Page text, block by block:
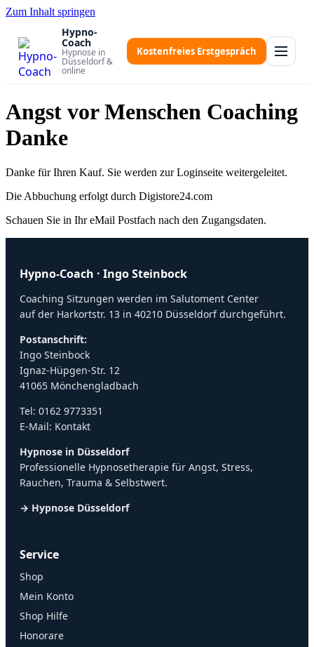
Zum Inhalt springen
Hypno-
Coach
Hypnose in
Düsseldorf &
online
Kostenfreies Erstgespräch
Angst vor Menschen Coaching
Danke
Danke für Ihren Kauf. Sie werden zur Loginseite weitergeleitet.
Die Abbuchung erfolgt durch Digistore24.com
Schauen Sie in Ihr eMail Postfach nach den Zugangsdaten.
Hypno-Coach · Ingo Steinbock
Coaching Sitzungen werden im Salutoment Center
auf der Harkortstr. 13 in 40210 Düsseldorf durchgeführt.
Postanschrift:
Ingo Steinbock
Ignaz-Hüpgen-Str. 12
41065 Mönchengladbach
Tel: 0162 9773351
E-Mail: Kontakt
Hypnose in Düsseldorf
Professionelle Hypnosetherapie für Angst, Stress,
Rauchen, Trauma & Selbstwert.
→ Hypnose Düsseldorf
Service
Shop
Mein Konto
Shop Hilfe
Honorare